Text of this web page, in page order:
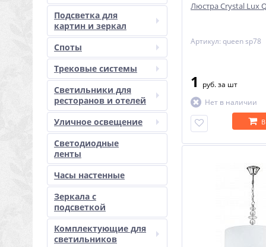
Подсветка для
картин и зеркал
Споты
Трековые системы
Светильники для
ресторанов и отелей
Уличное освещение
Светодиодные
ленты
Часы настенные
Зеркала с
подсветкой
Комплектующие для
светильников
Люстра Crystal Lux
Артикул: queen sp78
1 руб.за шт
Нет в наличии